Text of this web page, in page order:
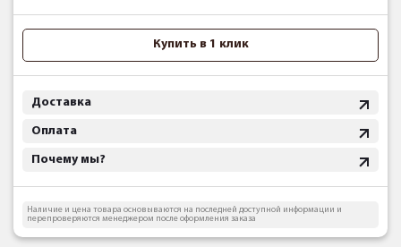
Купить в 1 клик
Доставка
Оплата
Почему мы?
Наличие и цена товара основываются на последней доступной информации и
перепроверяются менеджером после оформления заказа